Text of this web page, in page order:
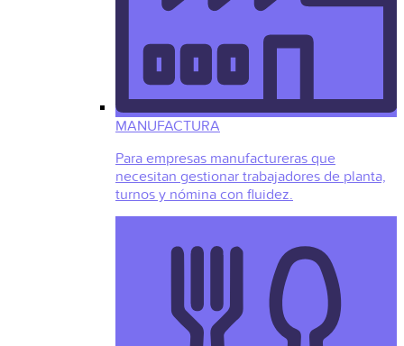
MANUFACTURA
Para empresas manufactureras que
necesitan gestionar trabajadores de planta,
turnos y nómina con fluidez.